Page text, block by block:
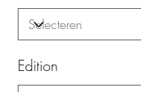
Edition